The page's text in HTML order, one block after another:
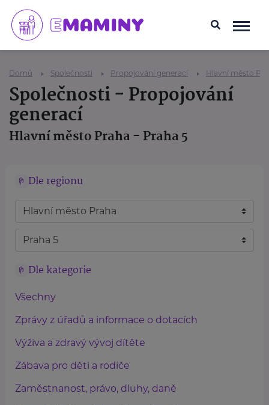
Domů Společnosti Propojování generací Hlavní město
Společnosti - Propojování
generací
Hlavní město Praha - Praha 5
Dle regionu
Dle kategorie
Všechny
Zprávy z úřadů a informace o dotacích
Výživa a zdravý vývoj dítěte
Zábava pro děti a rodiče
Zaměstnanost, právo, dluhy, daně